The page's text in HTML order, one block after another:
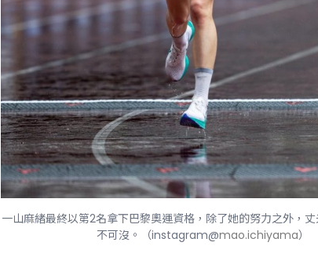
一山麻緒最終以第2名拿下巴黎奧運資格，除了她的努力之外，
不可沒。（instagram@mao.ichiyama）